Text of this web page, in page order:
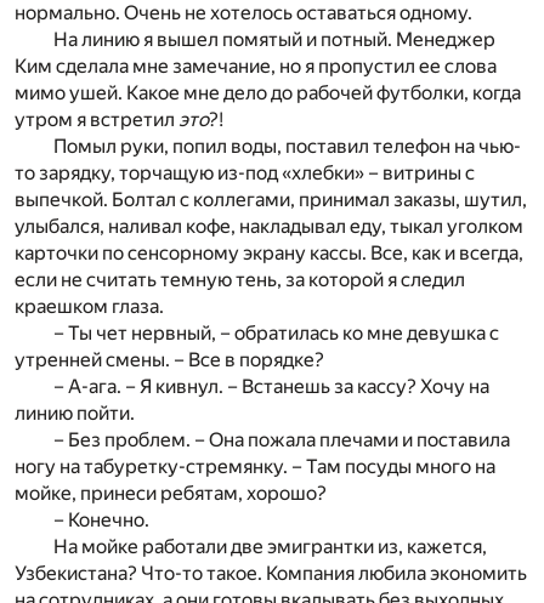
нормально. Очень не хотелось оставаться одному.
На линию я вышел помятый и потный. Менеджер
Ким сделала мне замечание, но я пропустил ее слова
мимо ушей. Какое мне дело до рабочей футболки, когда
утром я встретил это?!
Помыл руки, попил воды, поставил телефон на чью-
то зарядку, торчащую из-под «хлебки» – витрины с
выпечкой. Болтал с коллегами, принимал заказы, шутил,
улыбался, наливал кофе, накладывал еду, тыкал уголком
карточки по сенсорному экрану кассы. Все, как и всегда,
если не считать темную тень, за которой я следил
краешком глаза.
– Ты чет нервный, – обратилась ко мне девушка с
утренней смены. – Все в порядке?
– А-ага. – Я кивнул. – Встанешь за кассу? Хочу на
линию пойти.
– Без проблем. – Она пожала плечами и поставила
ногу на табуретку-стремянку. – Там посуды много на
мойке, принеси ребятам, хорошо?
– Конечно.
На мойке работали две эмигрантки из, кажется,
Узбекистана? Что-то такое. Компания любила экономить